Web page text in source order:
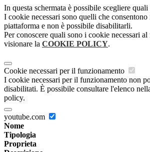
In questa schermata è possibile scegliere
I cookie necessari sono quelli che
piattaforma e non è possibile disabilitarli.
Per conoscere quali sono i cookie necessari
visionare la COOKIE POLICY.
Cookie necessari per il funzionamento
I cookie necessari per il funzionamento non
disabilitati. È possibile consultare l'elenco
policy.
youtube.com
Nome
Tipologia
Proprieta